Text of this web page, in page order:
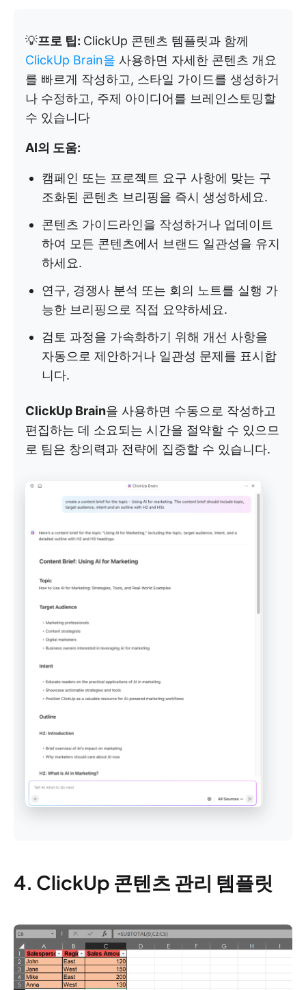
💡프로 팁: ClickUp 콘텐츠 템플릿과 함께
ClickUp Brain을 사용하면 자세한 콘텐츠 개요
를 빠르게 작성하고, 스타일 가이드를 생성하거
나 수정하고, 주제 아이디어를 브레인스토밍할
수 있습니다
AI의 도움:
캠페인 또는 프로젝트 요구 사항에 맞는 구
조화된 콘텐츠 브리핑을 즉시 생성하세요.
콘텐츠 가이드라인을 작성하거나 업데이트
하여 모든 콘텐츠에서 브랜드 일관성을 유지
하세요.
연구, 경쟁사 분석 또는 회의 노트를 실행 가
능한 브리핑으로 직접 요약하세요.
검토 과정을 가속화하기 위해 개선 사항을
자동으로 제안하거나 일관성 문제를 표시합
니다.
ClickUp Brain을 사용하면 수동으로 작성하고
편집하는 데 소요되는 시간을 절약할 수 있으므
로 팀은 창의력과 전략에 집중할 수 있습니다.
4. ClickUp 콘텐츠 관리 템플릿